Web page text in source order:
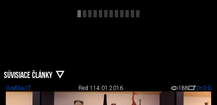
SÚVISIACE ČLÁNKY
Grafika/IT Red 1 14.01.2016 188 0+0-0